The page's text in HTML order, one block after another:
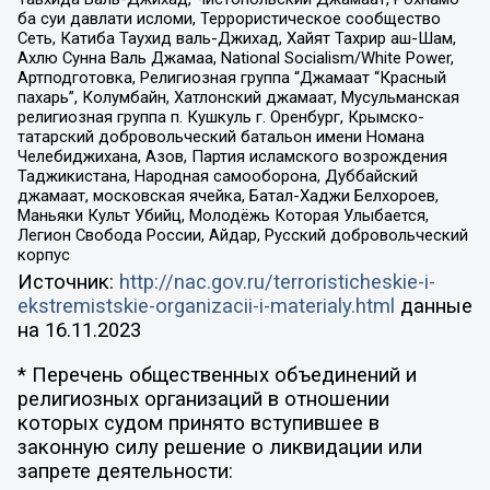
ба суи давлати исломи, Террористическое сообщество
Сеть, Катиба Таухид валь-Джихад, Хайят Тахрир аш-Шам,
Ахлю Сунна Валь Джамаа, National Socialism/White Power,
Артподготовка, Религиозная группа “Джамаат “Красный
пахарь”, Колумбайн, Хатлонский джамаат, Мусульманская
религиозная группа п. Кушкуль г. Оренбург, Крымско-
татарский добровольческий батальон имени Номана
Челебиджихана, Азов, Партия исламского возрождения
Таджикистана, Народная самооборона, Дуббайский
джамаат, московская ячейка, Батал-Хаджи Белхороев,
Маньяки Культ Убийц, Молодёжь Которая Улыбается,
Легион Свобода России, Айдар, Русский добровольческий
корпус
Источник: http://nac.gov.ru/terroristicheskie-i-
ekstremistskie-organizacii-i-materialy.html данные
на 16.11.2023
* Перечень общественных объединений и
религиозных организаций в отношении
которых судом принято вступившее в
законную силу решение о ликвидации или
запрете деятельности: